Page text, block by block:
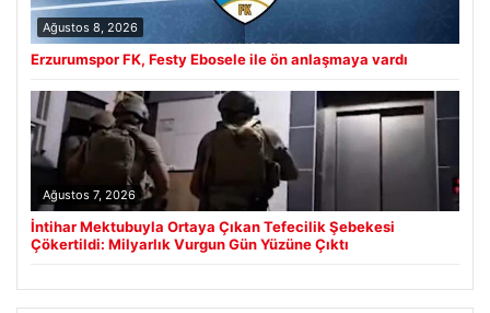
Ağustos 8, 2026
Erzurumspor FK, Festy Ebosele ile ön anlaşmaya vardı
Ağustos 7, 2026
İntihar Mektubuyla Ortaya Çıkan Tefecilik Şebekesi
Çökertildi: Milyarlık Vurgun Gün Yüzüne Çıktı